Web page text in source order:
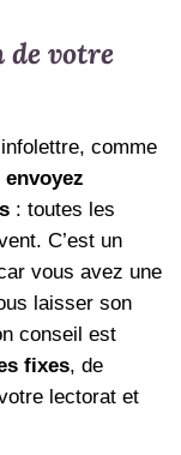
votre
comme
: toutes les
C’est un
vous avez une
laisser son
conseil est
fixes, de
lectorat et